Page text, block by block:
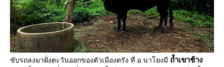
ขับรถลงมาฝั่งตะวันออกของตัวเมืองตรัง ที่ อ.นาโยงมี ถ้ำเขาช้าง